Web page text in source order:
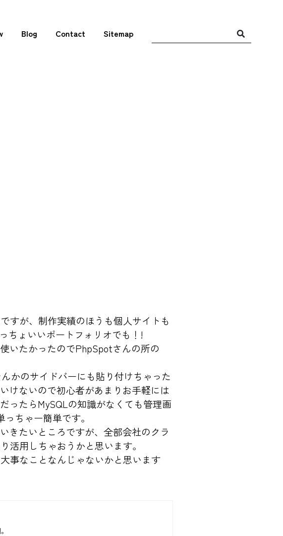
Blog Contact Sitemap
すが、制作実績のほうも個人サイトも
ちょいいポートフォリオでも！!
いたかったのでPhpSpotさんの所の
かのサイドバーにも貼り付けちゃった
けないので初心者があまりお手軽には
ったらMySQLの知識がなくても管理画
ちゃー簡単です。
きたいところですが、全部会社のクラ
活用しちゃおうかと思います。
事なことなんじゃないかと思います